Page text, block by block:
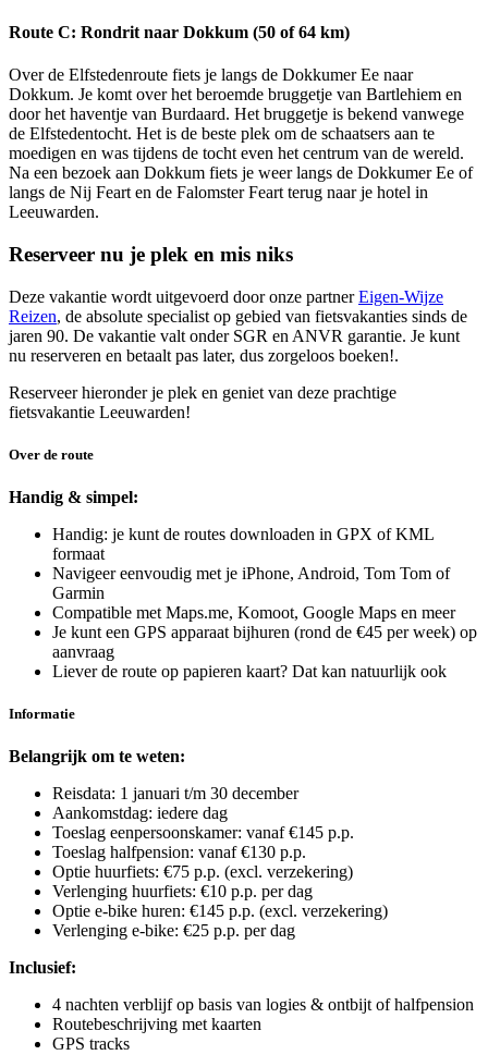
Route C: Rondrit naar Dokkum (50 of 64 km)
Over de Elfstedenroute fiets je langs de Dokkumer Ee naar
Dokkum. Je komt over het beroemde bruggetje van Bartlehiem en
door het haventje van Burdaard. Het bruggetje is bekend vanwege
de Elfstedentocht. Het is de beste plek om de schaatsers aan te
moedigen en was tijdens de tocht even het centrum van de wereld.
Na een bezoek aan Dokkum fiets je weer langs de Dokkumer Ee of
langs de Nij Feart en de Falomster Feart terug naar je hotel in
Leeuwarden.
Reserveer nu je plek en mis niks
Deze vakantie wordt uitgevoerd door onze partnerEigen-Wijze
Reizen, de absolute specialist op gebied van fietsvakanties sinds de
jaren 90. De vakantie valt onder SGR en ANVR garantie. Je kunt
nu reserveren en betaalt pas later, dus zorgeloos boeken!.
Reserveer hieronder je plek en geniet van deze prachtige
fietsvakantie Leeuwarden!
Over de route
Handig & simpel:
Handig: je kunt de routes downloaden in GPX of KML
formaat
Navigeer eenvoudig met je iPhone, Android, Tom Tom of
Garmin
Compatible met Maps.me, Komoot, Google Maps en meer
Je kunt een GPS apparaat bijhuren (rond de €45 per week) op
aanvraag
Liever de route op papieren kaart? Dat kan natuurlijk ook
Informatie
Belangrijk om te weten:
Reisdata: 1 januari t/m 30 december
Aankomstdag: iedere dag
Toeslag eenpersoonskamer: vanaf €145 p.p.
Toeslag halfpension: vanaf €130 p.p.
Optie huurfiets: €75 p.p. (excl. verzekering)
Verlenging huurfiets: €10 p.p. per dag
Optie e-bike huren: €145 p.p. (excl. verzekering)
Verlenging e-bike: €25 p.p. per dag
Inclusief:
4 nachten verblijf op basis van logies & ontbijt of halfpension
Routebeschrijving met kaarten
GPS tracks